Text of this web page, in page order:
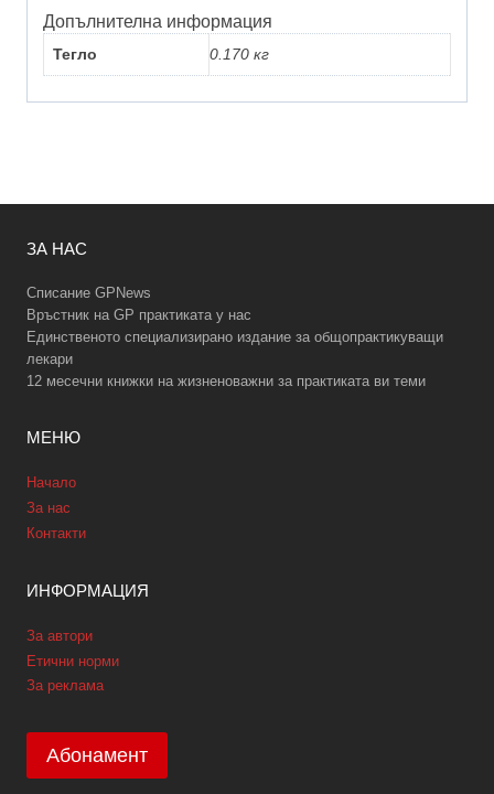
Допълнителна информация
Тегло 0.170 кг
ЗА НАС
Списание GPNews
Връстник на GP практиката у нас
Единственото специализирано издание за общопрактикуващи
лекари
12 месечни книжки на жизненоважни за практиката ви теми
МЕНЮ
Начало
За нас
Контакти
ИНФОРМАЦИЯ
За автори
Етични норми
За реклама
Абонамент